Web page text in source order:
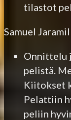
tilastot
Samuel
Onnittelu
pelistä.
Kiitokset
Pelattiin
peliin